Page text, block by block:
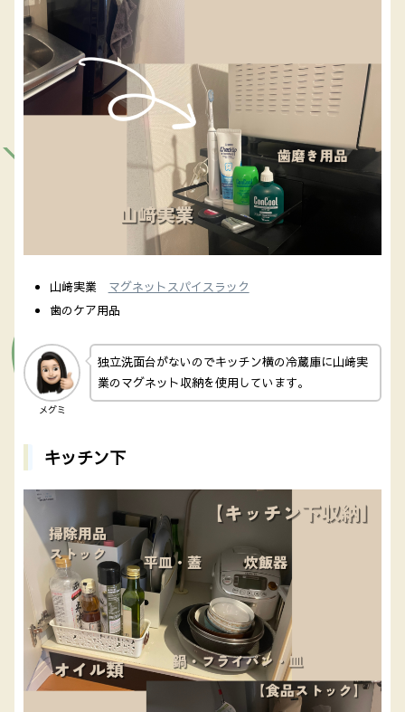
山﨑実業 マグネットスパイスラック
歯のケア用品
メグミ
独立洗面台がないのでキッチン横の冷蔵庫に山﨑実
業のマグネット収納を使用しています。
キッチン下